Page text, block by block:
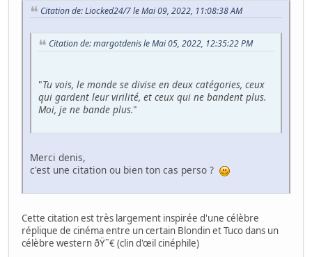
Citation de: Liocked24/7 le Mai 09, 2022, 11:08:38 AM
Citation de: margotdenis le Mai 05, 2022, 12:35:22 PM
"Tu vois, le monde se divise en deux catégories, ceux
qui gardent leur virilité, et ceux qui ne bandent plus.
Moi, je ne bande plus."
Merci denis,
c'est une citation ou bien ton cas perso ?
Cette citation est très largement inspirée d'une célèbre
réplique de cinéma entre un certain Blondin et Tuco dans un
célèbre western ðŸ˜€ (clin d'œil cinéphile)